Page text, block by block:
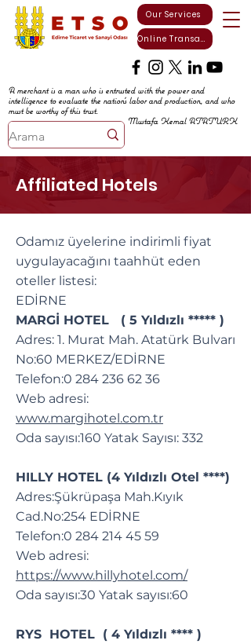
Online Transactions
Our Services
A merchant is a man who is entrusted with the power and
intelligence to evaluate the nation's labor and production, and who
must be worthy of this trust.
Mustafa Kemal ATATURK
Affiliated Hotels
Odamız üyelerine indirimli fiyat
uygulayacağını taahhüt eden
oteller listesi:
EDİRNE
MARGİ HOTEL ( 5 Yıldızlı ***** )
Adres: 1. Murat Mah. Atatürk Bulvarı
No:60 MERKEZ/EDİRNE
Telefon:0 284 236 62 36
Web adresi:
www.margihotel.com.tr
Oda sayısı:160 Yatak Sayısı: 332
HILLY HOTEL (4 Yıldızlı Otel ****)
Adres:Şükrüpaşa Mah.Kıyık
Cad.No:254 EDİRNE
Telefon:0 284 214 45 59
Web adresi:
https://www.hillyhotel.com/
Oda sayısı:30 Yatak sayısı:60
RYS HOTEL ( 4 Yıldızlı **** )